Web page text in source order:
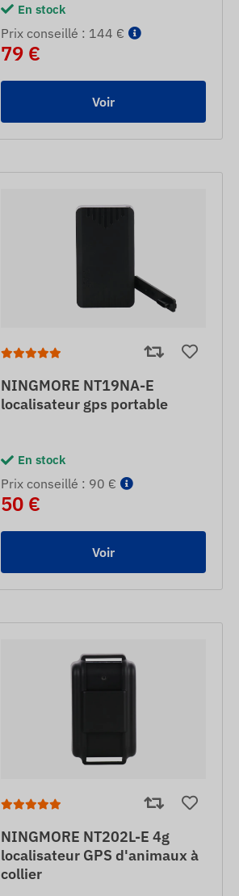
En stock
Prix ​​conseillé : 144 €
79 €
Voir
NINGMORE NT19NA-E
localisateur gps portable
En stock
Prix ​​conseillé : 90 €
50 €
Voir
NINGMORE NT202L-E 4g
localisateur GPS d'animaux à
collier